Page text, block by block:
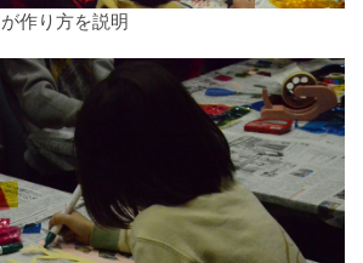
作り方を説明